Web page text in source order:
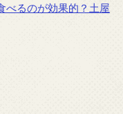
べるのが効果的？土屋